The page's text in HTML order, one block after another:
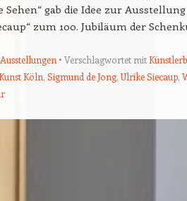
Sehen“ gab die Idee zur
zum 100. Jubiläum der
Ausstellungen Verschlagwortet mit
Köln, Sigmund de Jong,Ulrike Siecaup,